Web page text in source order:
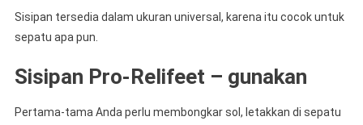
Sisipan tersedia dalam ukuran universal, karena itu cocok untuk
sepatu apa pun.
Sisipan Pro-Relifeet – gunakan
Pertama-tama Anda perlu membongkar sol, letakkan di sepatu